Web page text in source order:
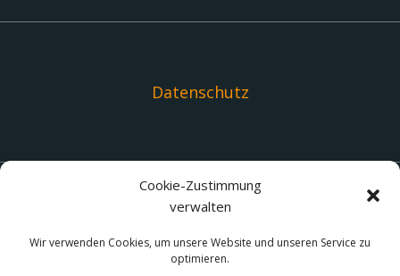
Cookie-Zustimmung
verwalten
Wir verwenden Cookies, um unsere Website und unseren Service zu
optimieren.
Datenschutz